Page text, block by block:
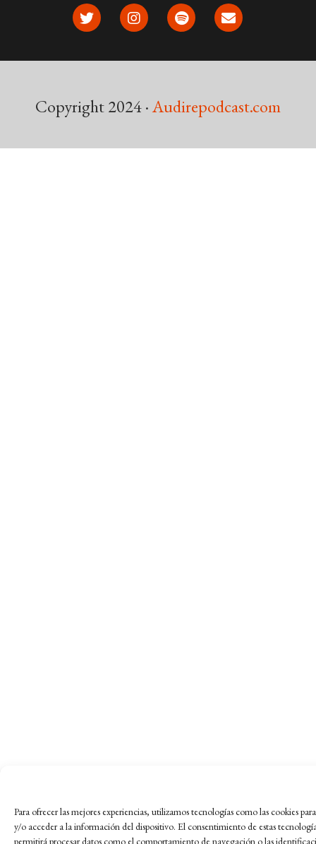
Para ofrecer las mejores experiencias, utilizamos tecnologías como las cookies
y/o acceder a la información del dispositivo. El consentimiento de estas
permitirá procesar datos como el comportamiento de navegación o las
Copyright 2024 ·Audirepodcast.com